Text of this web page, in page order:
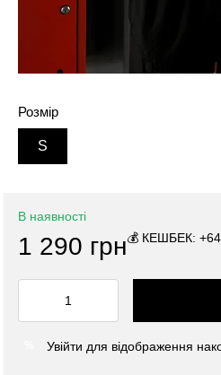
Розмір
S
В наявності
1 290 грн💰 КЕШБЕК: +64
Увійти для відображення